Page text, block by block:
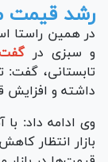
رشد قیمت
در همین راستا
و سبزی در
تابستانی، گفت:
داشته و افزایش
وی ادامه داد:
بازار انتظار